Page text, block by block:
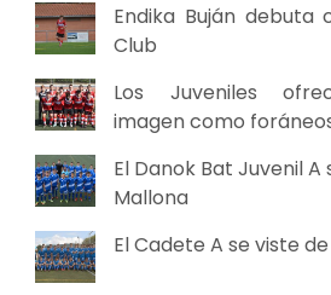
Endika Buján debuta
Club
Los Juveniles
imagen como
El Danok Bat Juvenil
Mallona
El Cadete A se viste